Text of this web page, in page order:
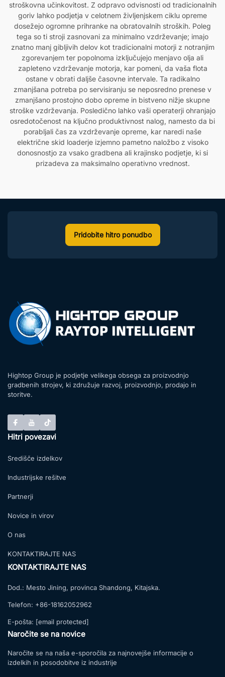
stroškovna učinkovitost. Z odpravo odvisnosti od tradicionalnih
goriv lahko podjetja v celotnem življenjskem ciklu opreme
dosežejo ogromne prihranke na obratovalnih stroških. Poleg
tega so ti stroji zasnovani za minimalno vzdrževanje; imajo
znatno manj gibljivih delov kot tradicionalni motorji z notranjim
zgorevanjem ter popolnoma izključujejo menjavo olja ali
zapleteno vzdrževanje motorja, kar pomeni, da vaša flota
ostane v obrati daljše časovne intervale. Ta radikalno
zmanjšana potreba po servisiranju se neposredno prenese v
zmanjšano prostojno dobo opreme in bistveno nižje skupne
stroške vzdrževanja. Posledično lahko vaši operaterji ohranjajo
osredotočenost na ključno produktivnost nalog, namesto da bi
porabljali čas za vzdrževanje opreme, kar naredi naše
električne skid loaderje izjemno pametno naložbo z visoko
donosnostjo za vsako gradbena ali krajinsko podjetje, ki si
prizadeva za maksimalno operativno vrednost.
Pridobite hitro ponudbo
Hightop Group je podjetje velikega obsega za proizvodnjo
gradbenih strojev, ki združuje razvoj, proizvodnjo, prodajo in
storitve.
Hitri povezavi
Središče izdelkov
Industrijske rešitve
Partnerji
Novice in virov
O nas
KONTAKTIRAJTE NAS
KONTAKTIRAJTE NAS
Dod.: Mesto Jining, provinca Shandong, Kitajska.
Telefon: +86-18162052962
E-pošta: [email protected]
Naročite se na novice
Naročite se na naša e-sporočila za najnovejše informacije o
izdelkih in posodobitve iz industrije